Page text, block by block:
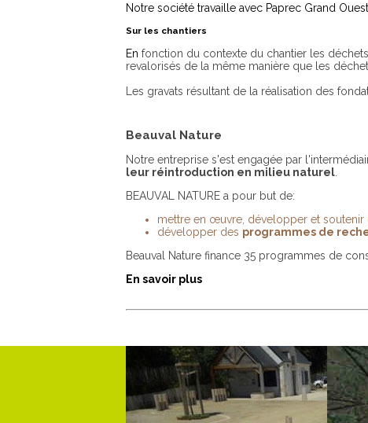
Notre société travaille avec Paprec Grand
Sur les chantiers
En fonction du contexte du chantier les
revalorisés de la même manière que les
Les gravats résultant de la réalisation des
Beauval Nature
Notre entreprise s'est engagée par
leur réintroduction en milieu naturel.
BEAUVAL NATURE a pour but de:
mettre en œuvre, développer et
développer des programmes de
Beauval Nature finance 35 programmes de
En savoir plus